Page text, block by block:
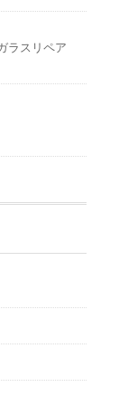
ラスリペア